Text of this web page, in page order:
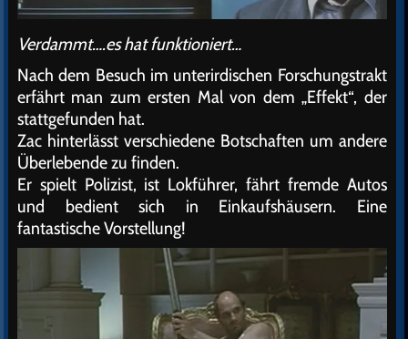
Verdammt….es hat funktioniert…
Nach dem Besuch im unterirdischen Forschungstrakt
erfährt man zum ersten Mal von dem „Effekt“, der
stattgefunden hat.
Zac hinterlässt verschiedene Botschaften um andere
Überlebende zu finden.
Er spielt Polizist, ist Lokführer, fährt fremde Autos
und bedient sich in Einkaufshäusern. Eine
fantastische Vorstellung!